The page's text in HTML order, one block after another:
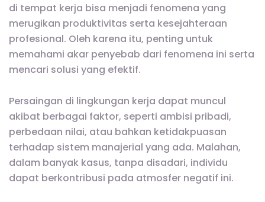
di tempat kerja bisa menjadi fenomena yang
merugikan produktivitas serta kesejahteraan
profesional. Oleh karena itu, penting untuk
memahami akar penyebab dari fenomena ini serta
mencari solusi yang efektif.
Persaingan di lingkungan kerja dapat muncul
akibat berbagai faktor, seperti ambisi pribadi,
perbedaan nilai, atau bahkan ketidakpuasan
terhadap sistem manajerial yang ada. Malahan,
dalam banyak kasus, tanpa disadari, individu
dapat berkontribusi pada atmosfer negatif ini.